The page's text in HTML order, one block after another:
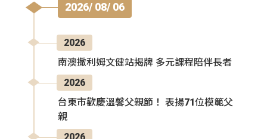
2026/ 08/ 06
2026
南澳撒利姆文健站揭牌 多元課程陪伴長者
2026
台東市歡慶溫馨父親節！ 表揚71位模範父
親